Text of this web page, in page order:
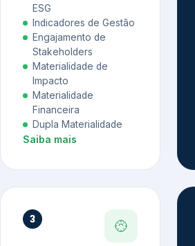
ESG
Indicadores de Gestão
Engajamento de
Stakeholders
Materialidade de
Impacto
Materialidade
Financeira
Dupla Materialidade
Saiba mais
3